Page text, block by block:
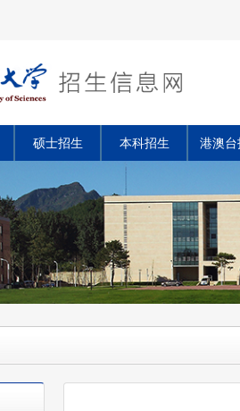
硕士招生 本科招生 港澳台